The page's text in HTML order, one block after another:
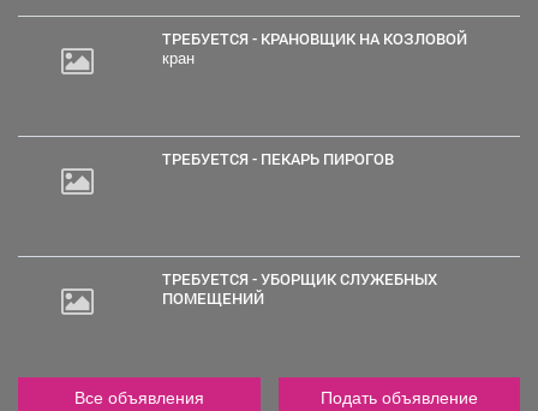
ТРЕБУЕТСЯ - КРАНОВЩИК НА КОЗЛОВОЙ
кран
ТРЕБУЕТСЯ - ПЕКАРЬ ПИРОГОВ
ТРЕБУЕТСЯ - УБОРЩИК СЛУЖЕБНЫХ
ПОМЕЩЕНИЙ
Все объявления Подать объявление